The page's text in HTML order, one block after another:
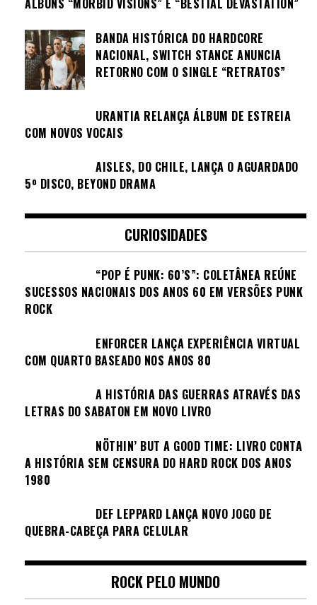
ÁLBUNS “MORBID VISIONS” E “BESTIAL DEVASTATION”
BANDA HISTÓRICA DO HARDCORE
NACIONAL, SWITCH STANCE ANUNCIA
RETORNO COM O SINGLE “RETRATOS”
URANTIA RELANÇA ÁLBUM DE ESTREIA
COM NOVOS VOCAIS
AISLES, DO CHILE, LANÇA O AGUARDADO
5º DISCO, BEYOND DRAMA
CURIOSIDADES
“POP É PUNK: 60’S”: COLETÂNEA REÚNE
SUCESSOS NACIONAIS DOS ANOS 60 EM VERSÕES PUNK
ROCK
ENFORCER LANÇA EXPERIÊNCIA VIRTUAL
COM QUARTO BASEADO NOS ANOS 80
A HISTÓRIA DAS GUERRAS ATRAVÉS DAS
LETRAS DO SABATON EM NOVO LIVRO
NÖTHIN’ BUT A GOOD TIME: LIVRO CONTA
A HISTÓRIA SEM CENSURA DO HARD ROCK DOS ANOS
1980
DEF LEPPARD LANÇA NOVO JOGO DE
QUEBRA-CABEÇA PARA CELULAR
ROCK PELO MUNDO